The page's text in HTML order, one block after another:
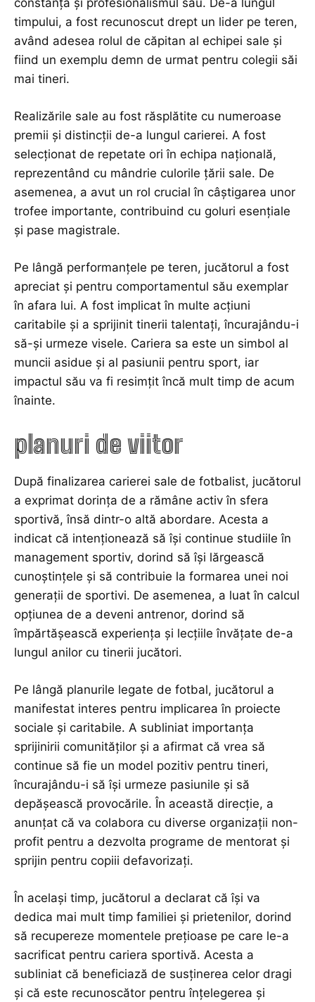
constanța și profesionalismul său. De-a lungul
timpului, a fost recunoscut drept un lider pe teren,
având adesea rolul de căpitan al echipei sale și
fiind un exemplu demn de urmat pentru colegii săi
mai tineri.
Realizările sale au fost răsplătite cu numeroase
premii și distincții de-a lungul carierei. A fost
selecționat de repetate ori în echipa națională,
reprezentând cu mândrie culorile țării sale. De
asemenea, a avut un rol crucial în câștigarea unor
trofee importante, contribuind cu goluri esențiale
și pase magistrale.
Pe lângă performanțele pe teren, jucătorul a fost
apreciat și pentru comportamentul său exemplar
în afara lui. A fost implicat în multe acțiuni
caritabile și a sprijinit tinerii talentați, încurajându-i
să-și urmeze visele. Cariera sa este un simbol al
muncii asidue și al pasiunii pentru sport, iar
impactul său va fi resimțit încă mult timp de acum
înainte.
planuri de viitor
După finalizarea carierei sale de fotbalist, jucătorul
a exprimat dorința de a rămâne activ în sfera
sportivă, însă dintr-o altă abordare. Acesta a
indicat că intenționează să își continue studiile în
management sportiv, dorind să își lărgească
cunoștințele și să contribuie la formarea unei noi
generații de sportivi. De asemenea, a luat în calcul
opțiunea de a deveni antrenor, dorind să
împărtășească experiența și lecțiile învățate de-a
lungul anilor cu tinerii jucători.
Pe lângă planurile legate de fotbal, jucătorul a
manifestat interes pentru implicarea în proiecte
sociale și caritabile. A subliniat importanța
sprijinirii comunităților și a afirmat că vrea să
continue să fie un model pozitiv pentru tineri,
încurajându-i să își urmeze pasiunile și să
depășească provocările. În această direcție, a
anunțat că va colabora cu diverse organizații non-
profit pentru a dezvolta programe de mentorat și
sprijin pentru copiii defavorizați.
În același timp, jucătorul a declarat că își va
dedica mai mult timp familiei și prietenilor, dorind
să recupereze momentele prețioase pe care le-a
sacrificat pentru cariera sportivă. Acesta a
subliniat că beneficiază de susținerea celor dragi
și că este recunoscător pentru înțelegerea și